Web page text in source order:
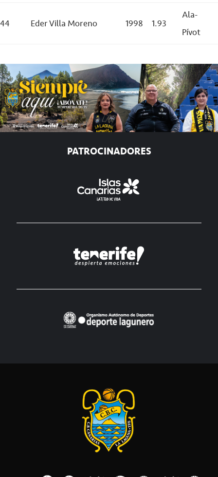
44 Eder Villa Moreno 1998 1.93
Ala-
Pívot
PATROCINADORES